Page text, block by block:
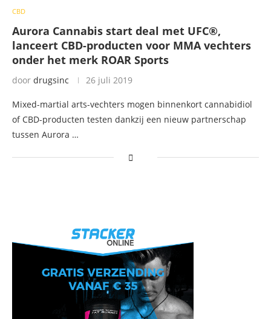
CBD
Aurora Cannabis start deal met UFC®,
lanceert CBD-producten voor MMA vechters
onder het merk ROAR Sports
door drugsinc 26 juli 2019
Mixed-martial arts-vechters mogen binnenkort cannabidiol
of CBD-producten testen dankzij een nieuw partnerschap
tussen Aurora …